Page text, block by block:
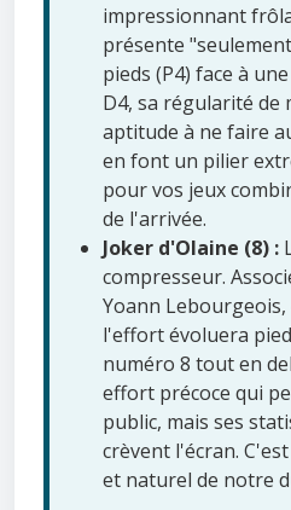
impressionnant
présente
pieds (P4) face à
D4, sa régularité de
aptitude à ne faire
en font un pilier
pour vos jeux
de l'arrivée.
Joker d'Olaine (8) :
compresseur.
Yoann
l'effort évoluera
numéro 8 tout en
effort précoce qui
public, mais ses
crèvent l'écran.
et naturel de notre